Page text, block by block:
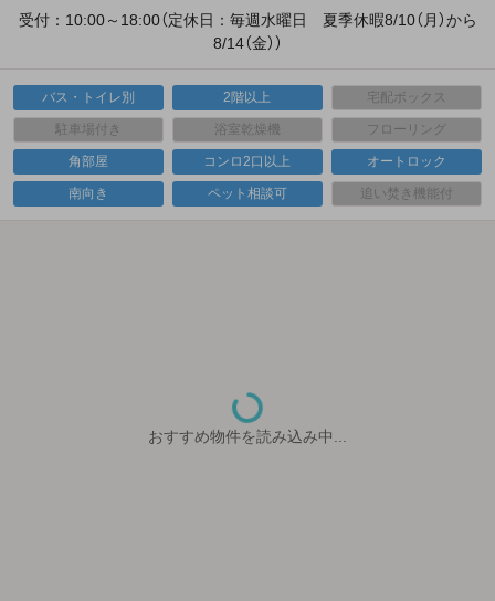
受付：10:00～18:00（定休日：毎週水曜日 夏季休暇8/10（月）から
8/14（金））
バス・トイレ別 2階以上 宅配ボックス
駐車場付き 浴室乾燥機 フローリング
角部屋 コンロ2口以上 オートロック
南向き ペット相談可 追い焚き機能付
おすすめ物件を読み込み中...